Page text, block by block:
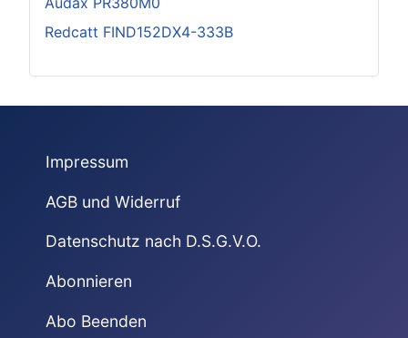
Redcatt FIND152DX4-333B
Impressum
AGB und Widerruf
Datenschutz nach D.S.G.V.O.
Abonnieren
Abo Beenden